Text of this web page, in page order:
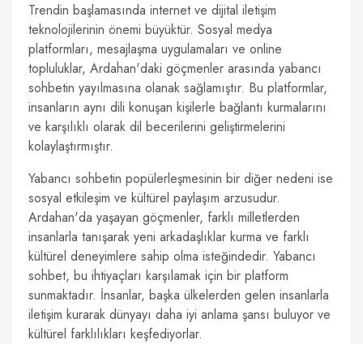
Trendin başlamasında internet ve dijital iletişim
teknolojilerinin önemi büyüktür. Sosyal medya
platformları, mesajlaşma uygulamaları ve online
topluluklar, Ardahan'daki göçmenler arasında yabancı
sohbetin yayılmasına olanak sağlamıştır. Bu platformlar,
insanların aynı dili konuşan kişilerle bağlantı kurmalarını
ve karşılıklı olarak dil becerilerini geliştirmelerini
kolaylaştırmıştır.
Yabancı sohbetin popülerleşmesinin bir diğer nedeni ise
sosyal etkileşim ve kültürel paylaşım arzusudur.
Ardahan'da yaşayan göçmenler, farklı milletlerden
insanlarla tanışarak yeni arkadaşlıklar kurma ve farklı
kültürel deneyimlere sahip olma isteğindedir. Yabancı
sohbet, bu ihtiyaçları karşılamak için bir platform
sunmaktadır. İnsanlar, başka ülkelerden gelen insanlarla
iletişim kurarak dünyayı daha iyi anlama şansı buluyor ve
kültürel farklılıkları keşfediyorlar.